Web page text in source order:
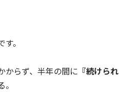
。
からず、半年の間に 『続けられ